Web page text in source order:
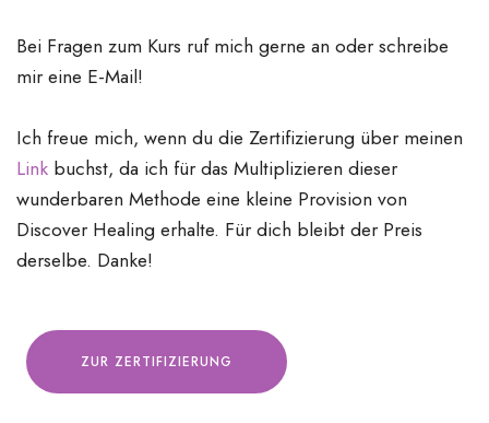
Bei Fragen zum Kurs ruf mich gerne an oder schreibe
mir eine E-Mail!
Ich freue mich, wenn du die Zertifizierung über meinen
Link buchst, da ich für das Multiplizieren dieser
wunderbaren Methode eine kleine Provision von
Discover Healing erhalte. Für dich bleibt der Preis
derselbe. Danke!
ZUR ZERTIFIZIERUNG